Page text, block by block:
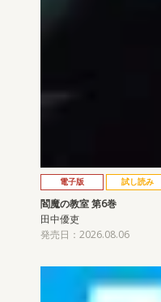
電子版 試し読み
閻魔の教室 第6巻
田中優吏
発売日：2026.08.06